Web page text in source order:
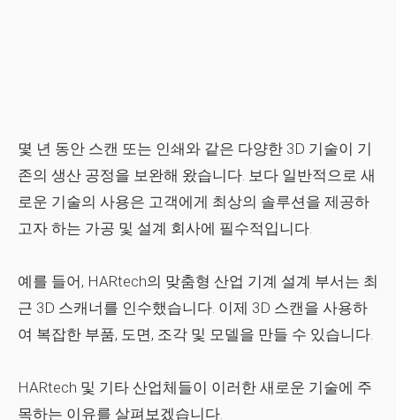
몇 년 동안 스캔 또는 인쇄와 같은 다양한 3D 기술이 기
존의 생산 공정을 보완해 왔습니다. 보다 일반적으로 새
로운 기술의 사용은 고객에게 최상의 솔루션을 제공하
고자 하는 가공 및 설계 회사에 필수적입니다.
예를 들어, HARtech의 맞춤형 산업 기계 설계 부서는 최
근 3D 스캐너를 인수했습니다. 이제 3D 스캔을 사용하
여 복잡한 부품, 도면, 조각 및 모델을 만들 수 있습니다.
HARtech 및 기타 산업체들이 이러한 새로운 기술에 주
목하는 이유를 살펴보겠습니다.